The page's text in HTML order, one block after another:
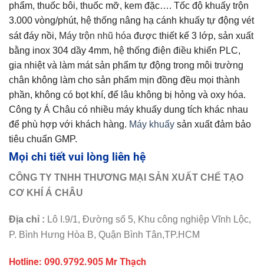
phẩm, thuốc bôi, thuốc mỡ, kem đặc…. Tốc độ khuấy trộn
3.000 vòng/phút, hệ thống nâng hạ cánh khuấy tự động vét
sát đáy nồi, Máy trộn nhũ hóa được thiết kế 3 lớp, sản xuất
bằng inox 304 dầy 4mm, hệ thống điện điều khiển PLC,
gia nhiệt và làm mát sản phẩm tự động trong môi trường
chân không làm cho sản phẩm mịn đồng đều mọi thành
phần, không có bọt khí, để lâu không bị hỏng và oxy hóa.
Công ty Á Châu có nhiều máy khuấy dung tích khác nhau
để phù hợp với khách hàng. Máy khuấy sản xuất đảm bảo
tiêu chuẩn GMP.
Mọi chi tiết vui lòng liên hệ
CÔNG TY TNHH THƯƠNG MẠI SẢN XUẤT CHẾ TẠO
CƠ KHÍ Á CHÂU
Địa chỉ : Lô I.9/1, Đường số 5, Khu công nghiệp Vĩnh Lộc,
P. Bình Hưng Hòa B, Quận Bình Tân,TP.HCM
Hotline: 090.9792.905 Mr Thạch